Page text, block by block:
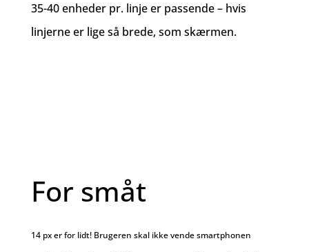
35-40 enheder pr. linje er passende – hvis
linjerne er lige så brede, som skærmen.
For småt
14 px er for lidt! Brugeren skal ikke vende smartphonen